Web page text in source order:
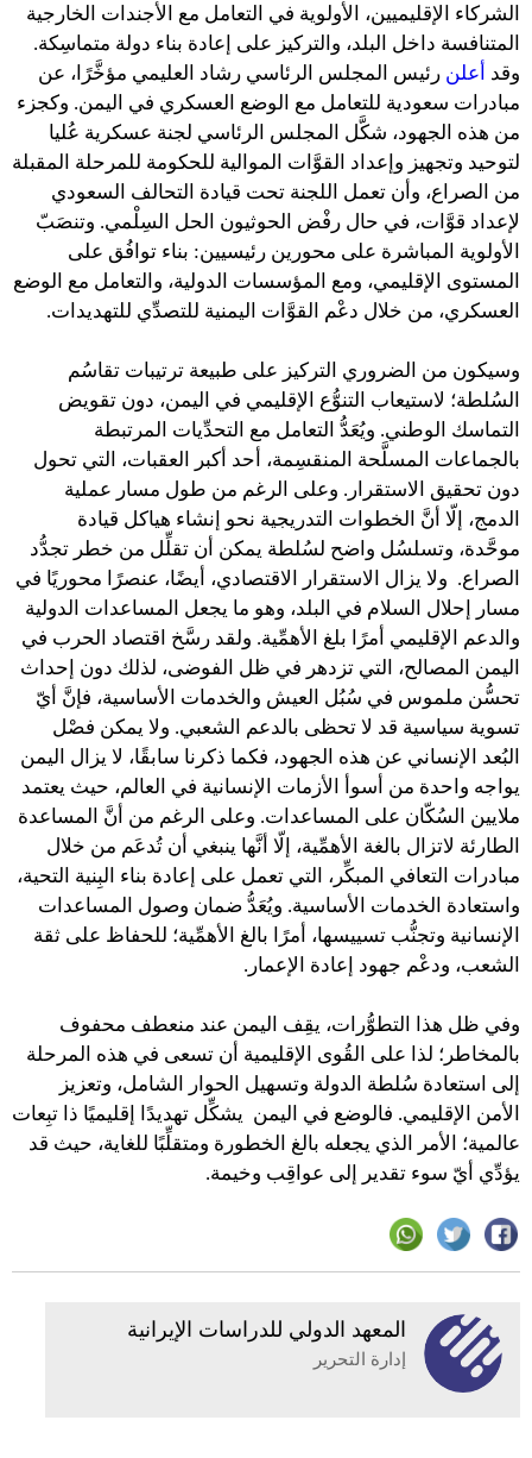
الشركاء الإقليميين، الأولوية في التعامل مع الأجندات الخارجية
المتنافسة داخل البلد، والتركيز على إعادة بناء دولة متماسِكة.
وقد أعلن رئيس المجلس الرئاسي رشاد العليمي مؤخَّرًا، عن
مبادرات سعودية للتعامل مع الوضع العسكري في اليمن. وكجزء
من هذه الجهود، شكَّل المجلس الرئاسي لجنة عسكرية عُليا
لتوحيد وتجهيز وإعداد القوَّات الموالية للحكومة للمرحلة المقبلة
من الصراع، وأن تعمل اللجنة تحت قيادة التحالف السعودي
لإعداد قوَّات، في حال رفْض الحوثيون الحل السِلْمي. وتنصَبّ
الأولوية المباشرة على محورين رئيسيين: بناء توافُق على
المستوى الإقليمي، ومع المؤسسات الدولية، والتعامل مع الوضع
العسكري، من خلال دعْم القوَّات اليمنية للتصدِّي للتهديدات.
وسيكون من الضروري التركيز على طبيعة ترتيبات تقاسُم
السُلطة؛ لاستيعاب التنوُّع الإقليمي في اليمن، دون تقويض
التماسك الوطني. ويُعَدُّ التعامل مع التحدِّيات المرتبطة
بالجماعات المسلَّحة المنقسِمة، أحد أكبر العقبات، التي تحول
دون تحقيق الاستقرار. وعلى الرغم من طول مسار عملية
الدمج، إلّا أنَّ الخطوات التدريجية نحو إنشاء هياكل قيادة
موحَّدة، وتسلسُل واضح لسُلطة يمكن أن تقلِّل من خطر تجدُّد
الصراع. ولا يزال الاستقرار الاقتصادي، أيضًا، عنصرًا محوريًا في
مسار إحلال السلام في البلد، وهو ما يجعل المساعدات الدولية
والدعم الإقليمي أمرًا بلغ الأهمِّية. ولقد رسَّخ اقتصاد الحرب في
اليمن المصالح، التي تزدهر في ظل الفوضى، لذلك دون إحداث
تحسُّن ملموس في سُبُل العيش والخدمات الأساسية، فإنَّ أيّ
تسوية سياسية قد لا تحظى بالدعم الشعبي. ولا يمكن فصْل
البُعد الإنساني عن هذه الجهود، فكما ذكرنا سابقًا، لا يزال اليمن
يواجه واحدة من أسوأ الأزمات الإنسانية في العالم، حيث يعتمد
ملايين السُكّان على المساعدات. وعلى الرغم من أنَّ المساعدة
الطارئة لاتزال بالغة الأهمِّية، إلّا أنَّها ينبغي أن تُدعَم من خلال
مبادرات التعافي المبكِّر، التي تعمل على إعادة بناء البِنية التحية،
واستعادة الخدمات الأساسية. ويُعَدُّ ضمان وصول المساعدات
الإنسانية وتجنُّب تسييسها، أمرًا بالغ الأهمِّية؛ للحفاظ على ثقة
الشعب، ودعْم جهود إعادة الإعمار.
وفي ظل هذا التطوُّرات، يقِف اليمن عند منعطف محفوف
بالمخاطر؛ لذا على القُوى الإقليمية أن تسعى في هذه المرحلة
إلى استعادة سُلطة الدولة وتسهيل الحوار الشامل، وتعزيز
الأمن الإقليمي. فالوضع في اليمن يشكِّل تهديدًا إقليميًا ذا تبِعات
عالمية؛ الأمر الذي يجعله بالغ الخطورة ومتقلِّبًا للغاية، حيث قد
يؤدِّي أيّ سوء تقدير إلى عواقِب وخيمة.
المعهد الدولي للدراسات الإيرانية
إدارة التحرير